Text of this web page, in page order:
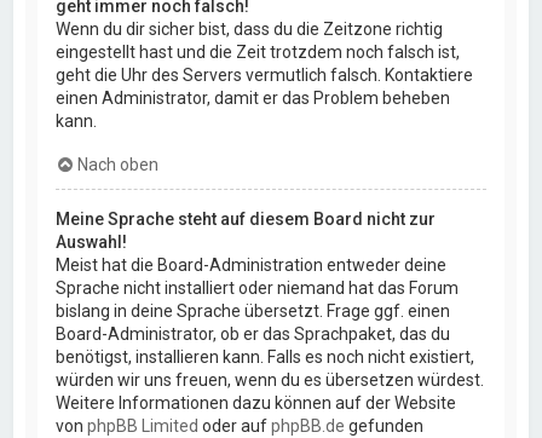
geht immer noch falsch!
Wenn du dir sicher bist, dass du die Zeitzone richtig
eingestellt hast und die Zeit trotzdem noch falsch ist,
geht die Uhr des Servers vermutlich falsch. Kontaktiere
einen Administrator, damit er das Problem beheben
kann.
Nach oben
Meine Sprache steht auf diesem Board nicht zur
Auswahl!
Meist hat die Board-Administration entweder deine
Sprache nicht installiert oder niemand hat das Forum
bislang in deine Sprache übersetzt. Frage ggf. einen
Board-Administrator, ob er das Sprachpaket, das du
benötigst, installieren kann. Falls es noch nicht existiert,
würden wir uns freuen, wenn du es übersetzen würdest.
Weitere Informationen dazu können auf der Website
vonphpBB Limited oder aufphpBB.de gefunden